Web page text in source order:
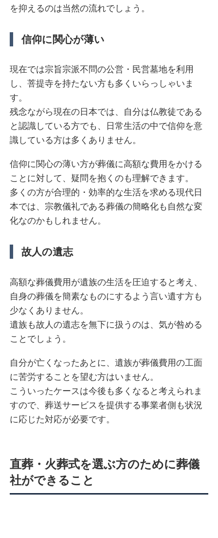
を抑えるのは当然の流れでしょう。
信仰に関心が薄い
現在では宗旨宗派不問の公営・民営墓地を利用
し、菩提寺を持たない方も多くいらっしゃいま
す。
残念ながら現在の日本では、自分は仏教徒である
と認識している方でも、日常生活の中で信仰を意
識している方は多くありません。
信仰に関心の薄い方が葬儀に高額な費用をかける
ことに対して、疑問を抱くのも理解できます。
多くの方が合理的・効率的な生活を求める現代日
本では、宗教儀礼である葬儀の簡略化も自然な変
化なのかもしれません。
故人の遺志
高額な葬儀費用が遺族の生活を圧迫すると考え、
自身の葬儀を簡素なものにするよう言い遺す方も
少なくありません。
遺族も故人の遺志を無下に扱うのは、気が咎める
ことでしょう。
自分が亡くなったあとに、遺族が葬儀費用の工面
に苦労することを望む方はいません。
こういったケースは今後も多くなると考えられま
すので、葬送サービスを提供する事業者側も状況
に応じた対応が必要です。
直葬・火葬式を選ぶ方のために葬儀
社ができること